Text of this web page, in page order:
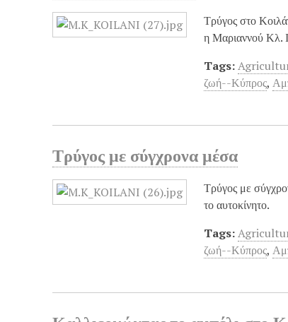
Τρύγος στο
η Μαριαννού Κλ.
Tags:
ζωή--Κύπρος,
Τρύγος με σύγχρονα μέσα
Τρύγος με
το αυτοκίνητο.
Tags:
ζωή--Κύπρος,